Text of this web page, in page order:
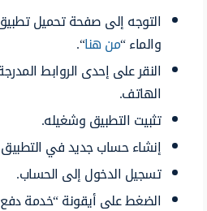
التوجه إلى صفحة تحميل
والماء “من هنا“.
النقر على إحدى الروابط
الهاتف.
تثبيت التطبيق وشغيله.
إنشاء حساب جديد في
تسجيل الدخول إلى الحساب.
الضغط على أيقونة “خدمة دفع